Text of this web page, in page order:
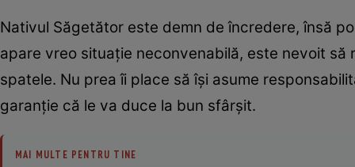
Nativul Săgetător este demn de încredere, însă
apare vreo situaţie neconvenabilă, este nevoit
spatele. Nu prea îi place să îşi asume
garanţie că le va duce la bun sfârşit.
MAI MULTE PENTRU TINE